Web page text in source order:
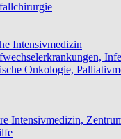
Intensivmedizin
Onkologie,
Intensivmedizin,